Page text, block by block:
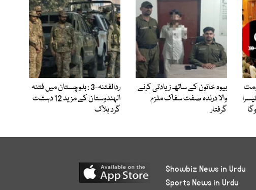
بیوہ خاتون کے ساتھ زیادتی کرنے
والا درندہ صفت سفاک ملزم
گرفتار
ردالفتنہ-3 : بلوچستان میں فتنہ
الہندوستان کے مزید 12 دہشت
گرد ہلاک
Showbiz News in Urdu
Sports News in Urdu